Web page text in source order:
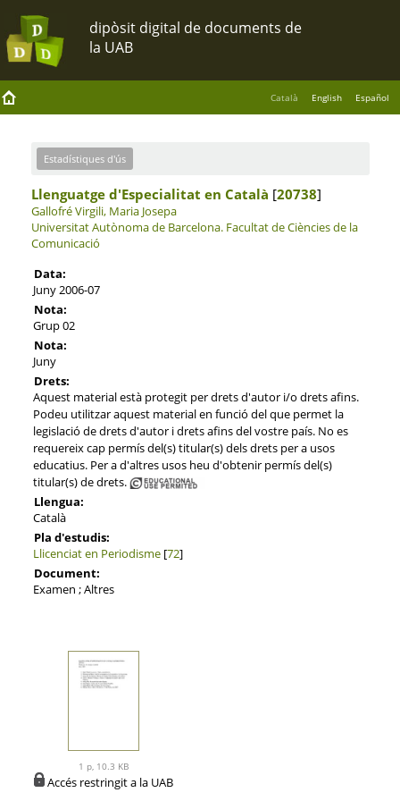
Català English Español
Estadístiques d'ús
Llenguatge d'Especialitat en Català [20738]
Gallofré Virgili, Maria Josepa
Universitat Autònoma de Barcelona. Facultat de Ciències de la
Comunicació
Data:
Juny 2006-07
Nota:
Grup 02
Nota:
Juny
Drets:
Aquest material està protegit per drets d'autor i/o drets afins.
Podeu utilitzar aquest material en funció del que permet la
legislació de drets d'autor i drets afins del vostre país. No es
requereix cap permís del(s) titular(s) dels drets per a usos
educatius. Per a d'altres usos heu d'obtenir permís del(s)
titular(s) de drets.
Llengua:
Català
Pla d'estudis:
Llicenciat en Periodisme[72]
Document:
Examen ; Altres
1 p, 10.3 KB
Accés restringit a la UAB